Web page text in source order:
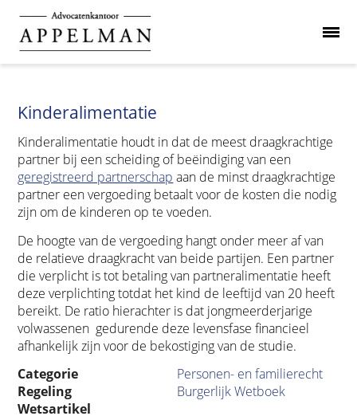
Kinderalimentatie
Kinderalimentatie houdt in dat de meest draagkrachtige
partner bij een scheiding of beëindiging van een
geregistreerd partnerschap aan de minst draagkrachtige
partner een vergoeding betaalt voor de kosten die nodig
zijn om de kinderen op te voeden.
De hoogte van de vergoeding hangt onder meer af van
de relatieve draagkracht van beide partijen. Een partner
die verplicht is tot betaling van partneralimentatie heeft
deze verplichting totdat het kind de leeftijd van 20 heeft
bereikt. De ratio hierachter is dat jongmeerderjarige
volwassenen gedurende deze levensfase financieel
afhankelijk zijn voor de bekostiging van de studie.
Categorie
Personen- en familierecht
Regeling
Burgerlijk Wetboek
Wetsartikel